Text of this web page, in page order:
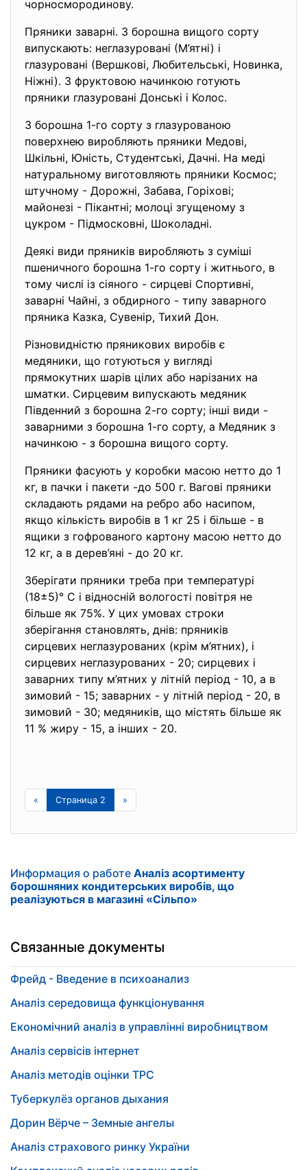
чорносмородинову.
Пряники заварні. З борошна вищого сорту
випускають: неглазуровані (М’ятні) і
глазуровані (Вершкові, Любительські, Новинка,
Ніжні). З фруктовою начинкою готують
пряники глазуровані Донські і Колос.
З борошна 1-го сорту з глазурованою
поверхнею виробляють пряники Медові,
Шкільні, Юність, Студентські, Дачні. На меді
натуральному виготовляють пряники Космос;
штучному - Дорожні, Забава, Горіхові;
майонезі - Пікантні; молоці згущеному з
цукром - Підмосковні, Шоколадні.
Деякі види пряників виробляють з суміші
пшеничного борошна 1-го сорту і житнього, в
тому числі із сіяного - сирцеві Спортивні,
заварні Чайні, з обдирного - типу заварного
пряника Казка, Сувенір, Тихий Дон.
Різновидністю пряникових виробів є
медяники, що готуються у вигляді
прямокутних шарів цілих або нарізаних на
шматки. Сирцевим випускають медяник
Південний з борошна 2-го сорту; інші види -
заварними з борошна 1-го сорту, а Медяник з
начинкою - з борошна вищого сорту.
Пряники фасують у коробки масою нетто до 1
кг, в пачки і пакети -до 500 г. Вагові пряники
складають рядами на ребро або насипом,
якщо кількість виробів в 1 кг 25 і більше - в
ящики з гофрованого картону масою нетто до
12 кг, а в дерев’яні - до 20 кг.
Зберігати пряники треба при температурі
(18±5)° С і відносній вологості повітря не
більше як 75%. У цих умовах строки
зберігання становлять, днів: пряників
сирцевих неглазурованих (крім м’ятних), і
сирцевих неглазурованих - 20; сирцевих і
заварних типу м’ятних у літній період - 10, а в
зимовий - 15; заварних - у літній період - 20, в
зимовий - 30; медяників, що містять більше як
11 % жиру - 15, а інших - 20.
« Страница 2 »
Информация о работе Аналіз асортименту
борошняних кондитерських виробів, що
реалізуються в магазині «Сільпо»
Связанные документы
Фрейд - Введение в психоанализ
Аналіз середовища функціонування
Економічний аналіз в управлінні виробництвом
Аналіз сервісів інтернет
Аналіз методів оцінки ТРС
Туберкулёз органов дыхания
Дорин Вёрче – Земные ангелы
Аналіз страхового ринку України